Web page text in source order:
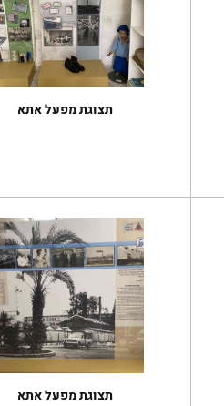
תצוגת מפעל אתא
תצוגת מפעל אתא